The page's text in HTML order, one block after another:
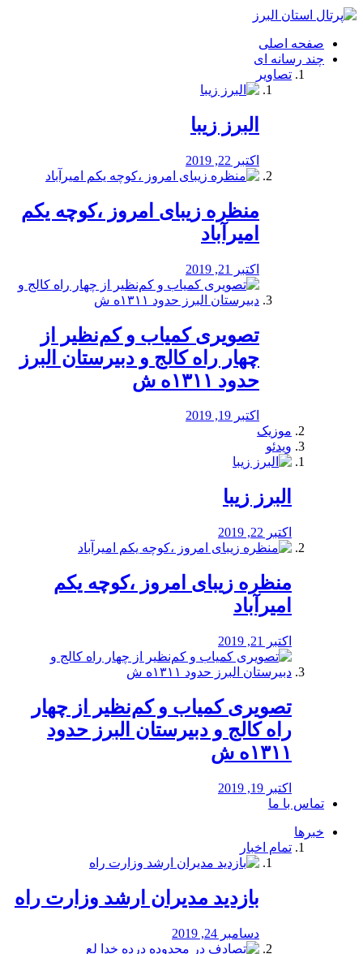
فصد
شرق
تهران
خشکشویی
صفحه اصلی
چند رسانه ای
تصاویر
البرز زیبا
اکتبر 22, 2019
منظره‌‌ زیبای امروز ،کوچه یکم
امیرآباد
اکتبر 21, 2019
️تصویری کمیاب و کم‌نظیر از
چهار راه كالج و دبيرستان البرز
حدود ۱۳۱۱ه ش
اکتبر 19, 2019
موزیک
ویدئو
البرز زیبا
اکتبر 22, 2019
منظره‌‌ زیبای امروز ،کوچه یکم
امیرآباد
اکتبر 21, 2019
️تصویری کمیاب و کم‌نظیر از چهار
راه كالج و دبيرستان البرز حدود
۱۳۱۱ه ش
اکتبر 19, 2019
تماس با ما
خبرها
تمام اخبار
بازدید مدیران ارشد وزارت راه
دسامبر 24, 2019